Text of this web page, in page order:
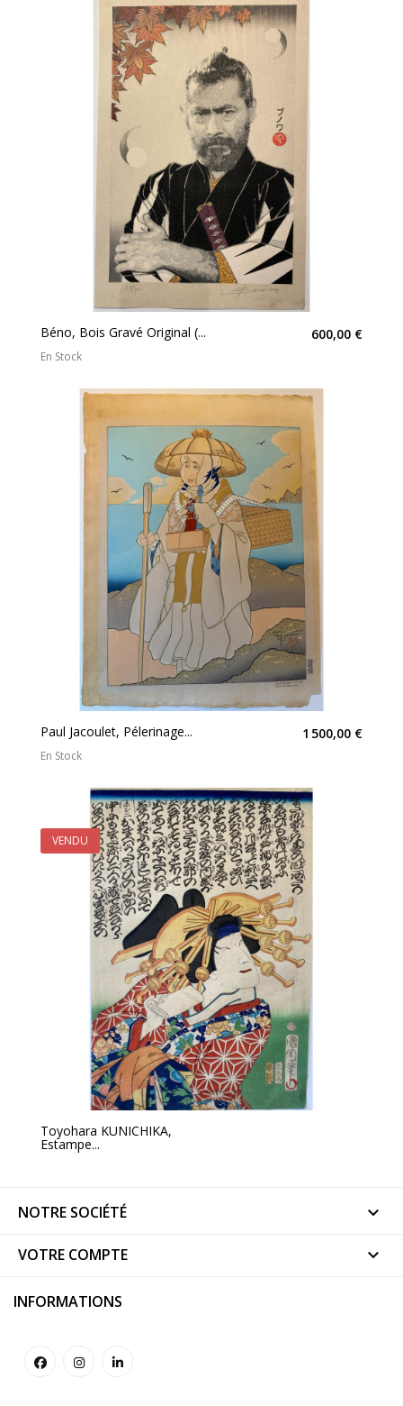
Béno, Bois Gravé Original (... 600,00 €
En Stock
Paul Jacoulet, Pélerinage... 1 500,00 €
En Stock
Toyohara KUNICHIKA,
Estampe...
VENDU
NOTRE SOCIÉTÉ 
VOTRE COMPTE 
INFORMATIONS